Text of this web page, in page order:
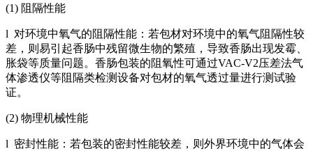
(1) 阻隔性能
l 对环境中氧气的阻隔性能：若包材对环境中的氧气阻隔性较
差，则易引起香肠中残留微生物的繁殖，导致香肠出现发霉、
胀袋等质量问题。香肠包装的阻氧性可通过VAC-V2压差法气
体渗透仪等阻隔类检测设备对包材的氧气透过量进行测试验
证。
(2) 物理机械性能
l 密封性能：若包装的密封性能较差，则外界环境中的气体会